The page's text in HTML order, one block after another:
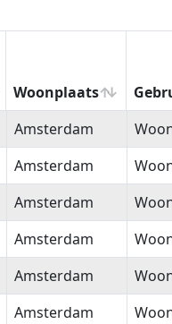
Woonplaats
Woonplaats
Amsterdam
Amsterdam
Amsterdam
Amsterdam
Amsterdam
Amsterdam